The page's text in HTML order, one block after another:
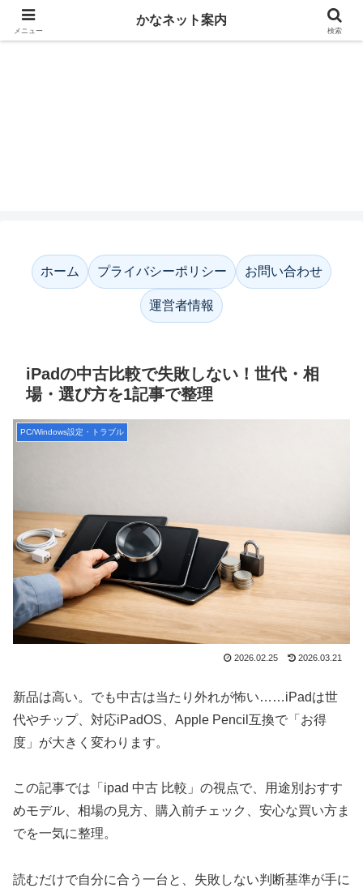
ホーム プライバシーポリシー お問い合わせ
運営者情報
iPadの中古比較で失敗しない！世代・相
場・選び方を1記事で整理
PC/Windows設定・トラブル
2026.02.25 2026.03.21
新品は高い。でも中古は当たり外れが怖い……iPadは世
代やチップ、対応iPadOS、Apple Pencil互換で「お得
度」が大きく変わります。
この記事では「ipad 中古 比較」の視点で、用途別おすす
めモデル、相場の見方、購入前チェック、安心な買い方ま
でを一気に整理。
読むだけで自分に合う一台と、失敗しない判断基準が手に
メニュー
かなネット案内
検索